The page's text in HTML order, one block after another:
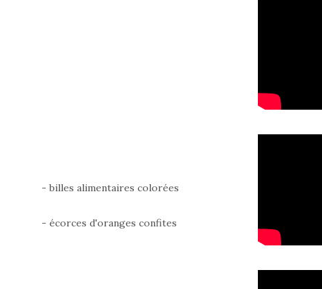
- billes alimentaires colorées
- écorces d'oranges confites